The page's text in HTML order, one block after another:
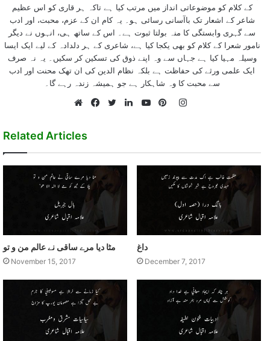
کے کلام کو موضوعاتی انداز میں مرتب کیا ہے تاکہ ہر قاری کو اس عظیم
شاعر کے اشعار تک باآسانی رسائی ہو۔ یہ کام ان کے عزم، محبت، اور ادب
سے گہری وابستگی کا منہ بولتا ثبوت ہے۔ اس کے ساتھ ہی، انہوں نے دیگر
نامور شعرا کے کلام کو بھی یکجا کیا ہے، شاعری کے ہر دلدادہ کے لیے ایک ایسا
وسیلہ مہیا کیا ہے جہاں سے وہ اپنے ذوق کی تسکین کر سکیں۔ یہ نہ صرف
ایک علمی ورثے کی حفاظت ہے بلکہ نظام الدین کی ان تھک محنت اور ادب
سے محبت کا وہ شاہکار ہے جو ہمیشہ زندہ رہے گا۔
Instagram
Related Articles
مٹا ديا مرے ساقی نے عالم من و تو
November 15, 2017
داغ
December 7, 2017